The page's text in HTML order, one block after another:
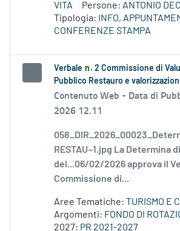
VITA
Persone: ANTONIO
Tipologia:
INFO,
CONFERENZE STAMPA
Verbale n . 2 Commissione di
Pubblico Restauro e
Contenuto Web - Data di
2026 12.11
RESTAU~1.jpg La Determina
del...06/02/2026 approva il
Commissione di...
Aree Tematiche: TURISMO E
Argomenti: FONDO DI
2027: PR 2021-2027